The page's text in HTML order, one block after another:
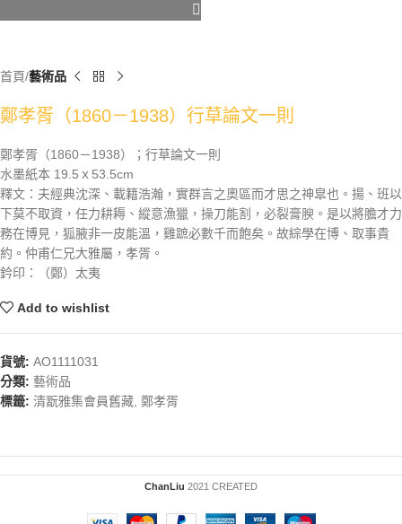
首頁 藝術品
鄭孝胥（1860－1938）行草論文一則
鄭孝胥（1860－1938）；行草論文一則
水墨紙本 19.5ｘ53.5cm
釋文：夫經典沈深、載籍浩瀚，實群言之奧區而才思之神皐也。揚、班以
下莫不取資，任力耕耨、縱意漁獵，操刀能割，必裂膏腴。是以將膽才力
務在博見，狐腋非一皮能溫，雞蹠必數千而飽矣。故綜學在博、取事貴
約。仲甫仁兄大雅屬，孝胥。
鈐印：（鄭）太夷
Add to wishlist
貨號: AO1111031
分類: 藝術品
標籤: 清翫雅集會員舊藏 鄭孝胥
ChanLiu 2021 CREATED